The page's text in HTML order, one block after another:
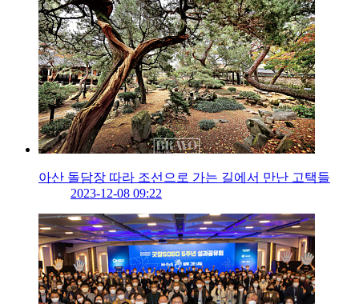
아산 돌담장 따라 조선으로 가는 길에서 만난 고택들
2023-12-08 09:22